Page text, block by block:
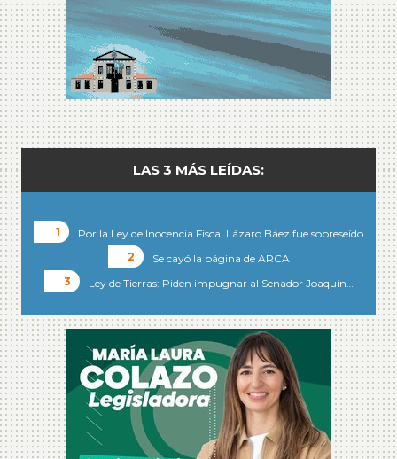
LAS 3 MÁS LEÍDAS:
Por la Ley de Inocencia Fiscal Lázaro Báez fue sobreseído
Se cayó la página de ARCA
Ley de Tierras: Piden impugnar al Senador Joaquín…